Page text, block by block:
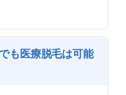
も医療脱毛は可能